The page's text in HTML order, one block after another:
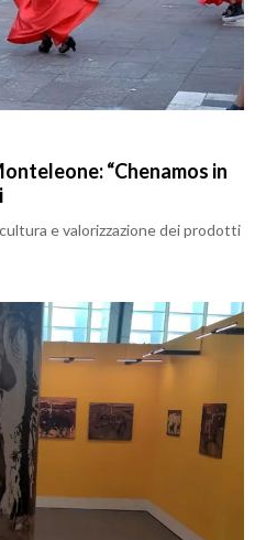
“Chenamos in
e valorizzazione dei prodotti